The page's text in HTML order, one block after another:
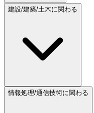
建設/建築/土木に関わる
情報処理/通信技術に関わる